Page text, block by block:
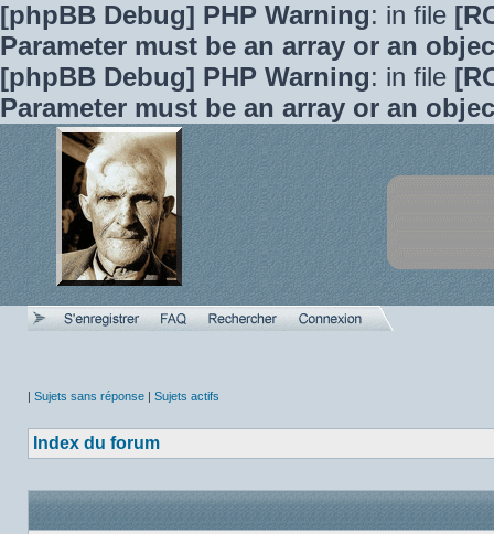
[phpBB Debug] PHP Warning: in file
Parameter must be an array or an
[phpBB Debug] PHP Warning: in file
Parameter must be an array or an
| Sujets sans réponse | Sujets actifs
Index du forum